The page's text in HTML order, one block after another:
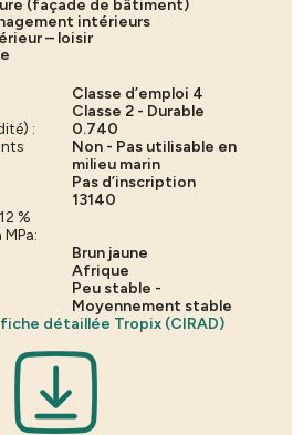
(façade de bâtiment)
intérieurs
– loisir
Classe d’emploi 4
Classe 2 - Durable
:
0.740
Non - Pas utilisable en
milieu marin
Pas d’inscription
%
13140
Brun jaune
Afrique
Peu stable -
Moyennement stable
détaillée Tropix (CIRAD)